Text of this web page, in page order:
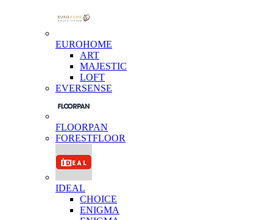
EUROHOME
ART
MAJESTIC
LOFT
EVERSENSE
FLOORPAN
FORESTFLOOR
IDEAL
CHOICE
ENIGMA